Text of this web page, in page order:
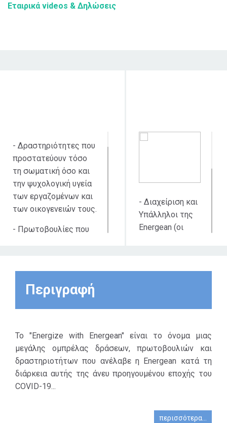
Εταιρικά videos & Δηλώσεις
- Δραστηριότητες που
προστατεύουν τόσο
τη σωματική όσο και
την ψυχολογική υγεία
των εργαζομένων και
των οικογενειών τους.
- Πρωτοβουλίες που
και διασφαλίζουν τη
μεταξύ των
ανθρώπων.
- Δράσεις και
συνέργειες με τρίτα
μέρη που
- Διαχείριση και
Υπάλληλοι της
Energean (οι
- Τα Εθνικά
Ελλάδας, του
Αιγύπτου.
- Άτομα που
έχουν ανάγκη
Περιγραφή
Το "Energize with Energean" είναι το όνομα μιας
μεγάλης ομπρέλας δράσεων, πρωτοβουλιών και
δραστηριοτήτων που ανέλαβε η Energean κατά τη
διάρκεια αυτής της άνευ προηγουμένου εποχής του
COVID-19...
περισσότερα...